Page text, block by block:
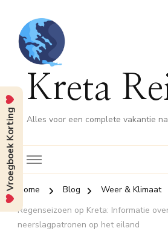
Kreta
Alles voor een complete vakantie
Home Blog
Weer & Klimaat
Regenseizoen op Kreta: Informatie
neerslagpatronen op het eiland
Vroegboek Korting